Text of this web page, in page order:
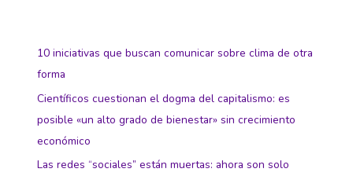
10 iniciativas que buscan comunicar sobre clima de otra
forma
Científicos cuestionan el dogma del capitalismo: es
posible «un alto grado de bienestar» sin crecimiento
económico
Las redes “sociales” están muertas: ahora son solo